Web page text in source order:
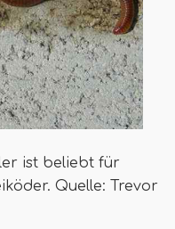
ist beliebt für
Quelle: Trevor